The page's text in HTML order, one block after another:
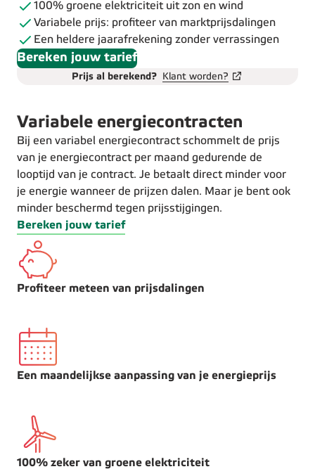
100% groene elektriciteit uit zon en wind
Variabele prijs: profiteer van marktprijsdalingen
Een heldere jaarafrekening zonder verrassingen
Bereken jouw tarief
Prijs al berekend? Klant worden?
Variabele energiecontracten
Bij een variabel energiecontract schommelt de prijs
van je energiecontract per maand gedurende de
looptijd van je contract. Je betaalt direct minder voor
je energie wanneer de prijzen dalen. Maar je bent ook
minder beschermd tegen prijsstijgingen.
Bereken jouw tarief
Profiteer meteen van prijsdalingen
Een maandelijkse aanpassing van je energieprijs
100% zeker van groene elektriciteit